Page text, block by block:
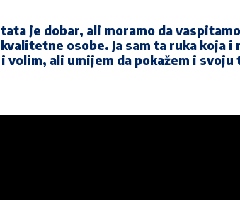
tata je dobar, ali moramo da
osobe. Ja sam ta ruka koja i
ali umijem da pokažem i svoju